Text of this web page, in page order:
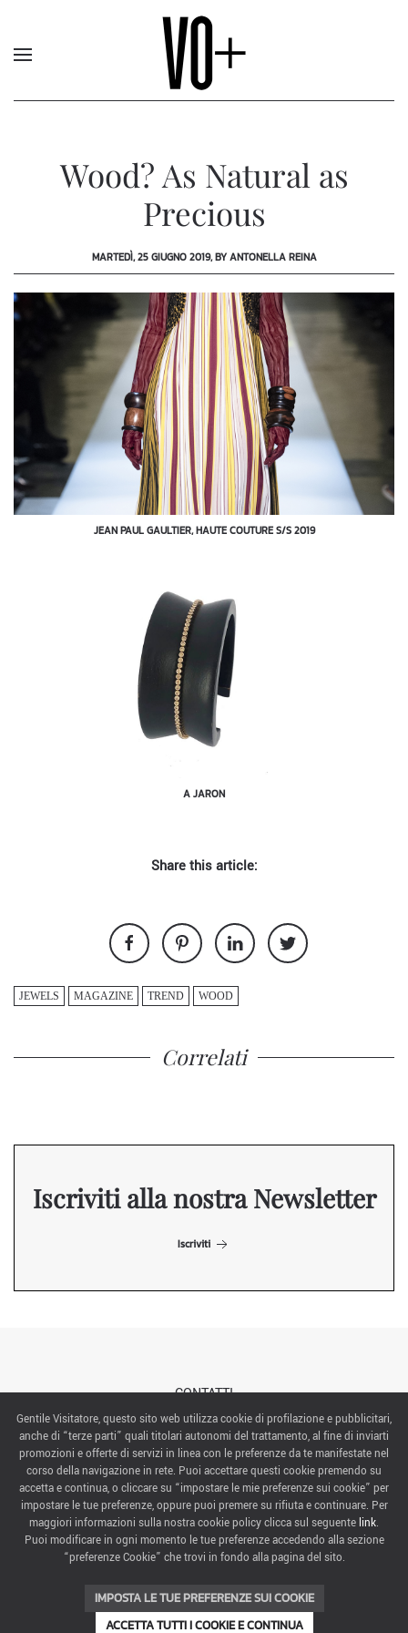
Wood? As Natural as
Precious
MARTEDÌ, 25 GIUGNO 2019, BY ANTONELLA REINA
JEAN PAUL GAULTIER, HAUTE COUTURE S/S 2019
A JARON
Share this article:
JEWELS MAGAZINE TREND WOOD
Correlati
Iscriviti alla nostra Newsletter
Iscriviti
CONTATTI
ABOUT US
ITALIAN EXHIBITION GROUP SpA All rights reserved
Via Emilia 155, 47921 Rimini,
CF/PI 00139440408, Registro Imprese: Rimini P.I e n. Reg. Imprese 00139440408, Capitale Sociale
52.214.897 i.v.
Gentile Visitatore, questo sito web utilizza cookie di profilazione e pubblicitari,
anche di “terze parti” quali titolari autonomi del trattamento, al fine di inviarti
promozioni e offerte di servizi in linea con le preferenze da te manifestate nel
corso della navigazione in rete. Puoi accettare questi cookie premendo su
accetta e continua, o cliccare su “impostare le mie preferenze sui cookie” per
impostare le tue preferenze, oppure puoi premere su rifiuta e continuare. Per
maggiori informazioni sulla nostra cookie policy clicca sul seguente link.
Puoi modificare in ogni momento le tue preferenze accedendo alla sezione
“preferenze Cookie” che trovi in fondo alla pagina del sito.
IMPOSTA LE TUE PREFERENZE SUI COOKIE
ACCETTA TUTTI I COOKIE E CONTINUA